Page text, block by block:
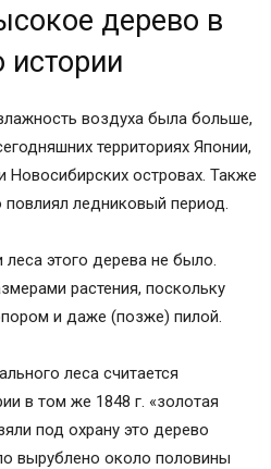
дерево в
воздуха была больше,
территориях Японии,
островах. Также
повлиял ледниковый период.
этого дерева не было.
растения, поскольку
и даже (позже) пилой.
леса считается
в том же 1848 г. «золотая
под охрану это дерево
вырублено около половины